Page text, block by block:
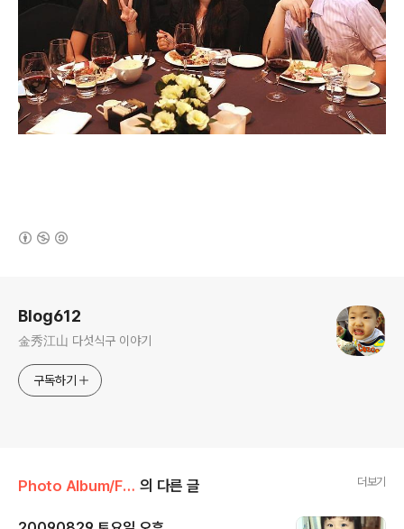
Blog612
金秀江山 다섯식구 이야기
구독하기
Photo Album/Family 의 다른 글 더보기